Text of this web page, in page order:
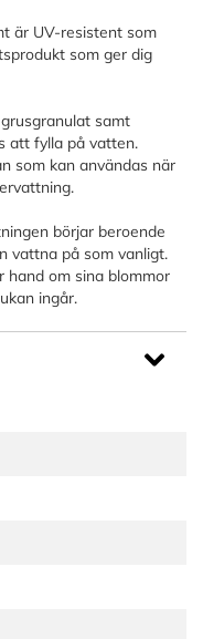
är UV-resistent som
som ger dig
samt
att fylla på vatten.
som kan användas när
börjar beroende
vattna på som vanligt.
hand om sina blommor
ingår.